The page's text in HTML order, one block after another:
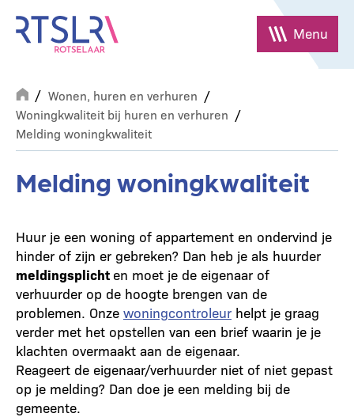
naar
inhoud
gaan
Menu
Breadcrumb
Wonen, huren en verhuren
Woningkwaliteit bij huren en verhuren
Melding woningkwaliteit
Melding woningkwaliteit
Huur je een woning of appartement en ondervind je
hinder of zijn er gebreken? Dan heb je als huurder
meldingsplicht en moet je de eigenaar of
verhuurder op de hoogte brengen van de
problemen. Onze woningcontroleur helpt je graag
verder met het opstellen van een brief waarin je je
klachten overmaakt aan de eigenaar.
Reageert de eigenaar/verhuurder niet of niet gepast
op je melding? Dan doe je een melding bij de
gemeente.